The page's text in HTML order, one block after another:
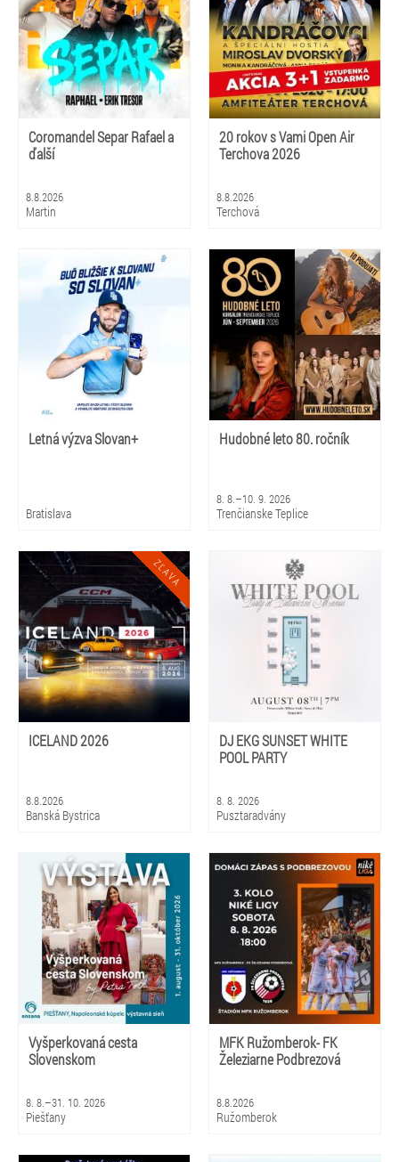
Coromandel Separ Rafael a
ďalší
8.8.2026
Martin
20 rokov s Vami Open Air
Terchova 2026
8.8.2026
Terchová
Letná výzva Slovan+
Bratislava
Hudobné leto 80. ročník
8. 8.–10. 9. 2026
Trenčianske Teplice
ICELAND 2026
8.8.2026
Banská Bystrica
DJ EKG SUNSET WHITE
POOL PARTY
8. 8. 2026
Pusztaradvány
Vyšperkovaná cesta
Slovenskom
8. 8.–31. 10. 2026
Piešťany
MFK Ružomberok- FK
Železiarne Podbrezová
8.8.2026
Ružomberok